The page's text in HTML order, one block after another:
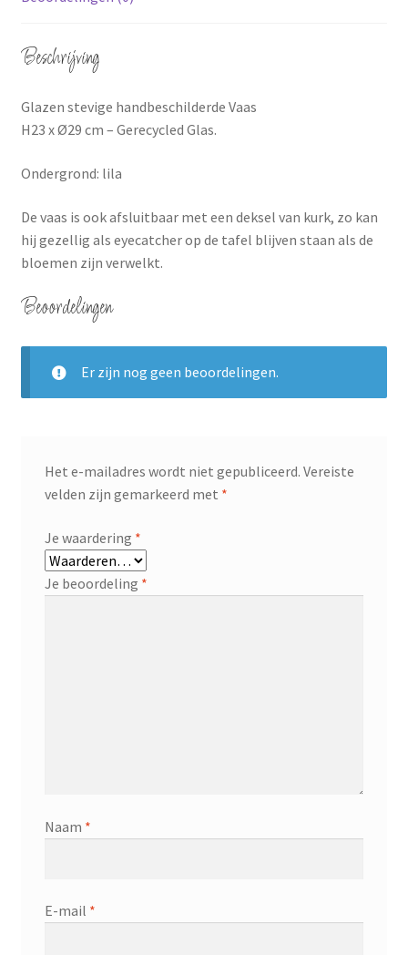
Beschrijving
Glazen stevige handbeschilderde Vaas
H23 x Ø29 cm – Gerecycled Glas.
Ondergrond: lila
De vaas is ook afsluitbaar met een deksel van kurk, zo kan
hij gezellig als eyecatcher op de tafel blijven staan als de
bloemen zijn verwelkt.
Beoordelingen
Er zijn nog geen beoordelingen.
Het e-mailadres wordt niet gepubliceerd. Vereiste
velden zijn gemarkeerd met *
Je waardering *
Je beoordeling *
Naam *
E-mail *